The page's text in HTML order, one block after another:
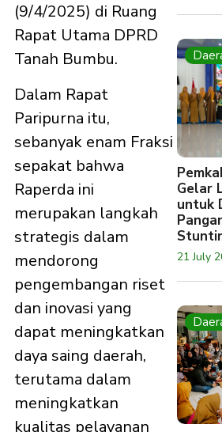
(9/4/2025) di Ruang
Rapat Utama DPRD
Tanah Bumbu.
Dalam Rapat
Paripurna itu,
sebanyak enam Fraksi
sepakat bahwa
Raperda ini
merupakan langkah
strategis dalam
mendorong
pengembangan riset
dan inovasi yang
dapat meningkatkan
daya saing daerah,
terutama dalam
meningkatkan
kualitas pelayanan
Gelar
untuk
21 July